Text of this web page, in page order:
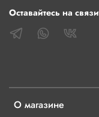
О магазине
Оставайтесь на связи